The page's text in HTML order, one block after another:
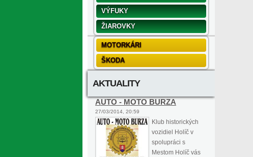
VÝFUKY
ŽIAROVKY
MOTORKÁRI
ŠKODA
AKTUALITY
AUTO - MOTO BURZA
27/03/2014, 20:59
Klub historických
vozidiel Holíč v
spolupráci s
Mestom Holíč vás